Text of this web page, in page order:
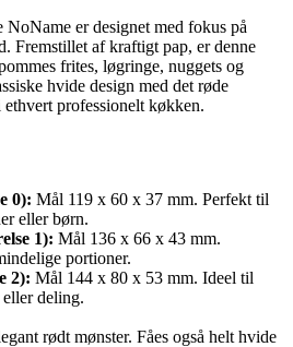
NoName er designet med fokus på
Fremstillet af kraftigt pap, er denne
frites, løgringe, nuggets og
hvide design med det røde
professionelt køkken.
0): Mål 119 x 60 x 37 mm. Perfekt til
eller børn.
1): Mål 136 x 66 x 43 mm.
portioner.
2): Mål 144 x 80 x 53 mm. Ideel til
deling.
rødt mønster. Fåes også helt hvide